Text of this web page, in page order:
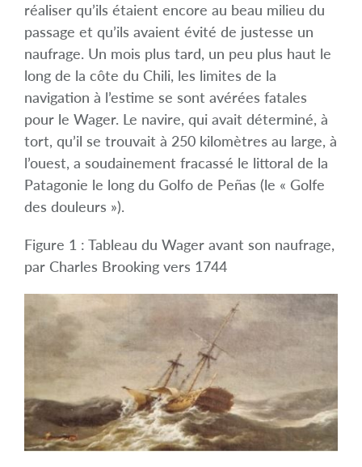
réaliser qu’ils étaient encore au beau milieu du
passage et qu’ils avaient évité de justesse un
naufrage. Un mois plus tard, un peu plus haut le
long de la côte du Chili, les limites de la
navigation à l’estime se sont avérées fatales
pour le Wager. Le navire, qui avait déterminé, à
tort, qu’il se trouvait à 250 kilomètres au large, à
l’ouest, a soudainement fracassé le littoral de la
Patagonie le long du Golfo de Peñas (le « Golfe
des douleurs »).
Figure 1 : Tableau du Wager avant son naufrage,
par Charles Brooking vers 1744